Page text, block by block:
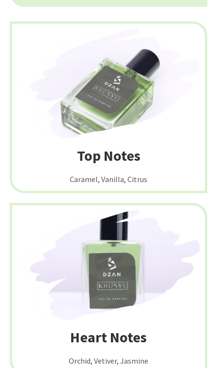
Top Notes
Caramel, Vanilla, Citrus
Heart Notes
Orchid, Vetiver, Jasmine